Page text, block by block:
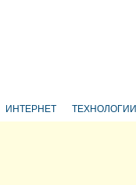
ИНТЕРНЕТ ТЕХНОЛОГИИ